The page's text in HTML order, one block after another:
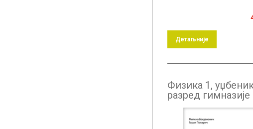
Детаљније
Физика 1,
разред гимназије
бугарском језику